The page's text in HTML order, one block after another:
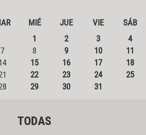
MIÉ JUE VIE
SÁB
1
2 3
4
7 8 9 10
11
15 16 17
18
22 23 24
25
29 30 31
TODAS